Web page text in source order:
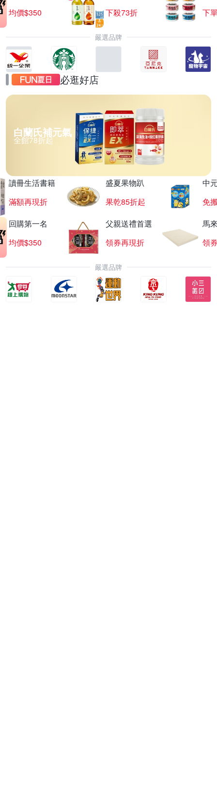
均價$350
下殺73折
下
嚴選品牌
必逛好店
白蘭氏補元氣
全館78折起
讀冊生活書籍
滿額再現折
盛夏果物趴
果乾85折起
中
免
回購第一名
均價$350
父親送禮首選
領券再現折
馬
領
嚴選品牌